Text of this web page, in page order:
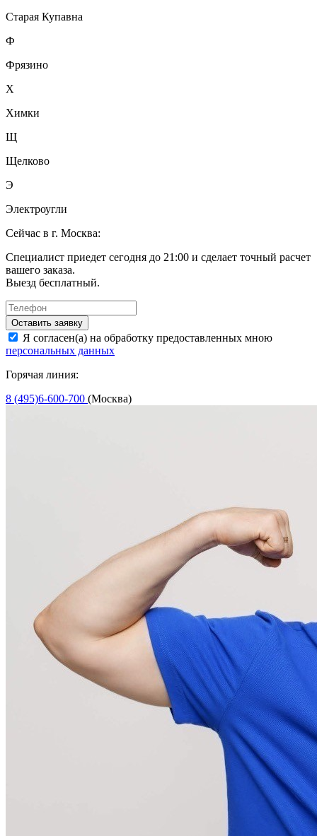
Старая Купавна
Ф
Фрязино
Х
Химки
Щ
Щелково
Э
Электроугли
Сейчас в г. Москва:
Специалист приедет сегодня до 21:00 и сделает точный расчет
вашего заказа.
Выезд бесплатный.
Оставить заявку
Я согласен(а) на обработку предоставленных мною
персональных данных
Горячая линия:
8 (495)6-600-700 (Москва)